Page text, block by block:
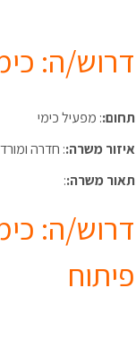
דרוש/ה:
תחום:: מפעיל כימי
איזור משרה:: חדרה
תאור משרה::
דרוש/ה:
פיתוח